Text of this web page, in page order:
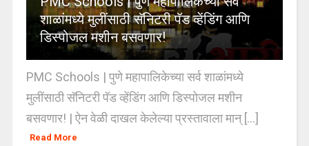
शाळांमध्ये मुलींसाठी सॅनिटरी पॅड व्हेंडिंग आणि
डिस्पोजल मशीन बसवणार!
PMC Schools | पुणे महापालिकेच्या सर्व शाळांमध्ये
मुलींसाठी सॅनिटरी पॅड व्हेंडिंग आणि डिस्पोजल मशीन
बसवणार! | ऐन वेळी दाखल केलेल्या प्रस्तावाला मान् [...]
Read More